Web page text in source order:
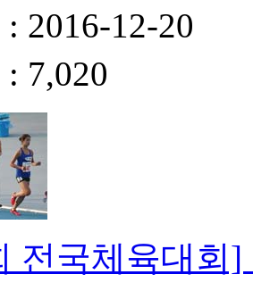
2016-12-20
7,020
전국체육대회]